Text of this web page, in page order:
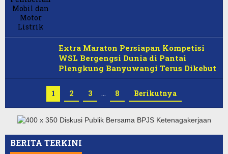
Extra Maraton Persiapan Kompetisi
WSL Bergengsi Dunia di Pantai
Plengkung Banyuwangi Terus Dikebut
1 2 3 … 8 Berikutnya
BERITA TERKINI